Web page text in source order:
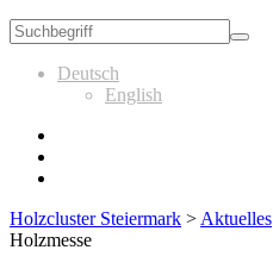
Deutsch
English
Holzcluster Steiermark > Aktuelles
Holzmesse